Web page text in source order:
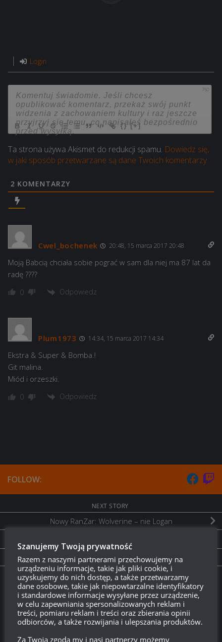
Login
750
{} [+]
Ta strona używa Akismet do redukcji spamu. Dowiedz się,
w jaki sposób przetwarzane są dane Twoich komentarzy.
2 KOMENTARZY
Cwel_bochenek 20:48, 15 marca 2017 20:48
Moją Babcią chciała sobie pograć w sam dla niej ma 87 lat da
radę ????
0 Odpowiedz
Plum1973 14:34, 15 marca 2017 14:34
Ekstra & Super & Bomba.!
Git malina.
Miód i orzeszki.
0 Odpowiedz
FOLLOW:
NEXT STORY
Nowy RanZar: Wolverine – nie Logan
PREVIOUS STORY
Balans 2.0 Oczami Spichrisa
Twitch.tv - Zurugula
Szanujemy Twoją prywatność
Razem z naszymi partnerami przechowujemy na
urządzeniu informacje, takie jak pliki cookie, i
uzyskujemy do nich dostęp, a także przetwarzamy
dane osobowe, takie jak niepowtarzalne identyfikatory
i standardowe informacje wysyłane przez urządzenie,
w celu zapewniania spersonalizowanych reklam i
treści, pomiaru reklam i treści oraz zbierania opinii
odbiorców, a także rozwijania i ulepszania produktów.
Za Twoją zgodą my i nasi partnerzy możemy